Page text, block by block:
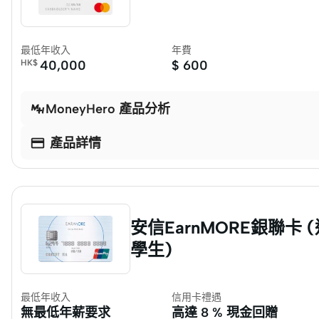
最低年收入
HK$ 40,000
年費
$ 600
MoneyHero 產品分析
 產品詳情
安信EarnMORE銀聯卡
學生)
最低年收入
無最低年薪要求
信用卡禮遇
高達 8 % 現金回贈